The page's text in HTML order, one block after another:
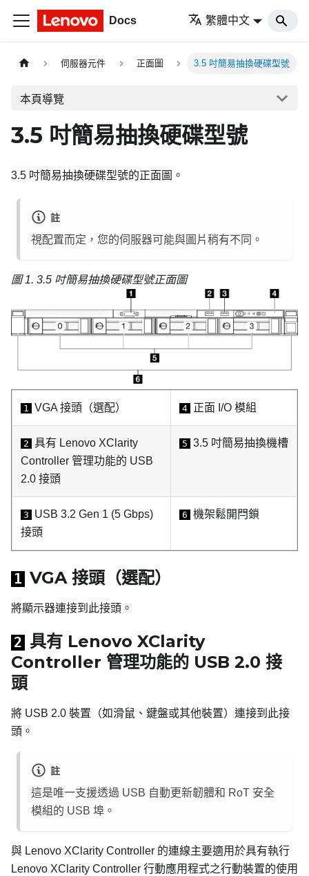
Docs 繁體中文
伺服器元件 正面圖 3.5 吋簡易抽換硬碟型號
本頁導覽
3.5 吋簡易抽換硬碟型號
3.5 吋簡易抽換硬碟型號的正面圖。
註
視配置而定，您的伺服器可能與圖片稍有不同。
圖 1. 3.5 吋簡易抽換硬碟型號正面圖
1 VGA 接頭（選配） 4 正面 I/O 模組
2 具有 Lenovo XClarity
Controller 管理功能的 USB
2.0 接頭
5 3.5 吋簡易抽換機槽
3
USB 3.2 Gen 1 (5 Gbps)
接頭
6 機架鬆開閂鎖
1 VGA 接頭（選配）
將顯示器連接到此接頭。
2 具有 Lenovo XClarity
Controller 管理功能的 USB 2.0 接
頭
將 USB 2.0 裝置（如滑鼠、鍵盤或其他裝置）連接到此接
頭。
註
這是唯一支援透過 USB 自動更新韌體和 RoT 安全
模組的 USB 埠。
與 Lenovo XClarity Controller 的連線主要適用於具有執行
Lenovo XClarity Controller 行動應用程式之行動裝置的使用